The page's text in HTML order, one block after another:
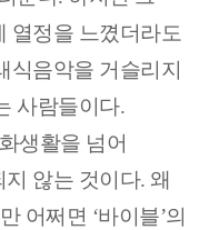
열정을 느꼈더라도
식음악을 거슬리지
사람들이다.
생활을 넘어
않는 것이다. 왜
어쩌면 ‘바이블’의